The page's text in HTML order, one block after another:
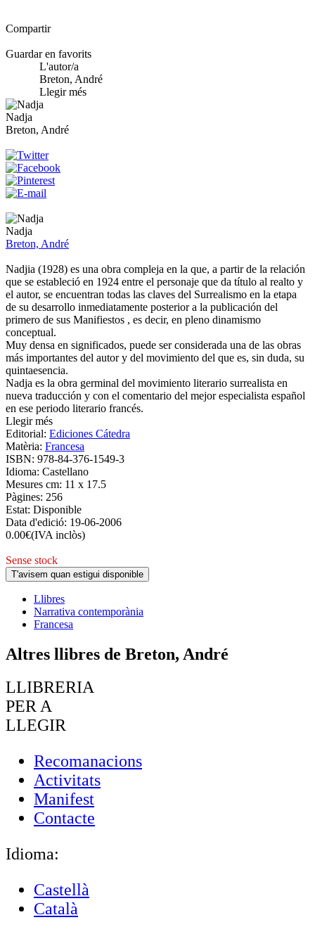
Compartir
Guardar en favorits
L'autor/a
Breton, André
Llegir més
Nadja
Breton, André
Nadja
Breton, André
Nadjia (1928) es una obra compleja en la que, a partir de la relación
que se estableció en 1924 entre el personaje que da título al realto y
el autor, se encuentran todas las claves del Surrealismo en la etapa
de su desarrollo inmediatamente posterior a la publicación del
primero de sus Manifiestos , es decir, en pleno dinamismo
conceptual.
Muy densa en significados, puede ser considerada una de las obras
más importantes del autor y del movimiento del que es, sin duda, su
quintaesencia.
Nadja es la obra germinal del movimiento literario surrealista en
nueva traducción y con el comentario del mejor especialista español
en ese periodo literario francés.
Llegir més
Editorial: Ediciones Cátedra
Matèria: Francesa
ISBN: 978-84-376-1549-3
Idioma: Castellano
Mesures cm: 11 x 17.5
Pàgines: 256
Estat: Disponible
Data d'edició: 19-06-2006
0.00€(IVA inclòs)
Sense stock
T'avisem quan estigui disponible
Llibres
Narrativa contemporània
Francesa
Altres llibres de Breton, André
LLIBRERIA
PER A
LLEGIR
Recomanacions
Activitats
Manifest
Contacte
Idioma:
Castellà
Català